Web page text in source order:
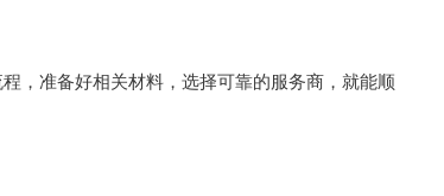
准备好相关材料，选择可靠的服务商，就能顺